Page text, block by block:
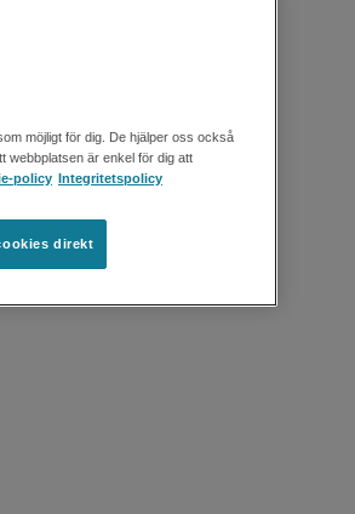
möjligt för dig. De hjälper oss också
webbplatsen är enkel för dig att
policy Integritetspolicy
direkt